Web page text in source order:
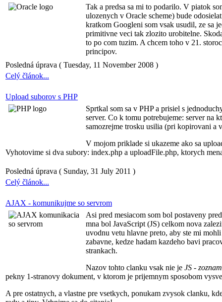
Tak a predsa sa mi to podarilo. V piatok
ulozenych v Oracle scheme) bude
kratkom Googleni som vsak usudil, ze sa
primitivne veci tak zlozito urobitelne.
to po com tuzim. A chcem toho v 21.
principov.
Posledná úprava ( Tuesday, 11 November 2008 )
Celý článok...
Upload suborov s PHP
Sprtkal som sa v PHP a prisiel s
server. Co k tomu potrebujeme: server na
samozrejme trosku usilia (pri kopirovani a
V mojom priklade si ukazeme ako sa
Vyhotovime si dva subory: index.php a uploadFile.php, ktorych
Posledná úprava ( Sunday, 31 July 2011 )
Celý článok...
AJAX - komunikujme so servrom
Asi pred mesiacom som bol postaveny
mna bol JavaScript (JS) celkom nova
uvodnu vetu hlavne preto, aby ste mi
zabavne, kedze hadam kazdeho bavi
strankach.
Nazov tohto clanku vsak nie je JS -
pekny 1-stranovy dokument, v ktorom je prijemnym sposobom
A pre ostatnych, a vlastne pre vsetkych, ponukam zvysok clanku,